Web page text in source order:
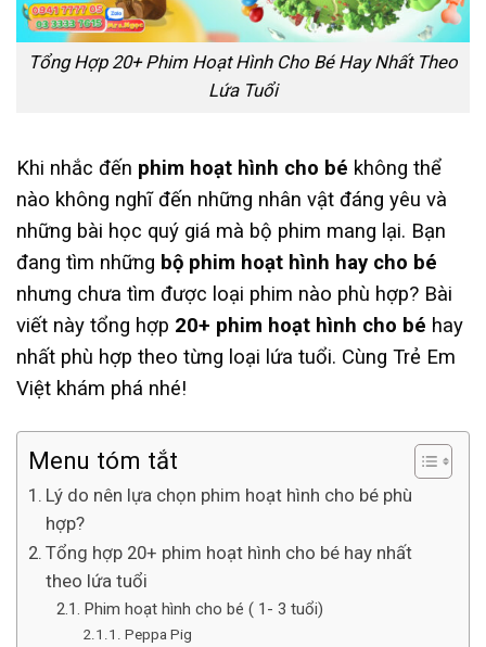
Tổng Hợp 20+ Phim Hoạt Hình Cho Bé Hay Nhất Theo
Lứa Tuổi
Khi nhắc đến phim hoạt hình cho bé không thể
nào không nghĩ đến những nhân vật đáng yêu và
những bài học quý giá mà bộ phim mang lại. Bạn
đang tìm những bộ phim hoạt hình hay cho bé
nhưng chưa tìm được loại phim nào phù hợp? Bài
viết này tổng hợp 20+ phim hoạt hình cho bé hay
nhất phù hợp theo từng loại lứa tuổi. Cùng Trẻ Em
Việt khám phá nhé!
Menu tóm tắt
Lý do nên lựa chọn phim hoạt hình cho bé phù
hợp?
Tổng hợp 20+ phim hoạt hình cho bé hay nhất
theo lứa tuổi
Phim hoạt hình cho bé ( 1- 3 tuổi)
Peppa Pig